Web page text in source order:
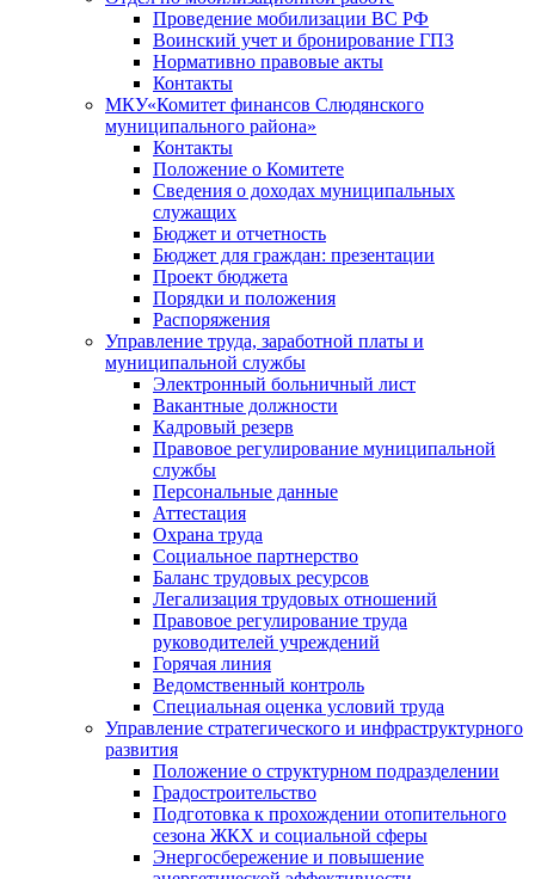
Проведение мобилизации ВС РФ
Воинский учет и бронирование ГПЗ
Нормативно правовые акты
Контакты
МКУ«Комитет финансов Слюдянского
муниципального района»
Контакты
Положение о Комитете
Сведения о доходах муниципальных
служащих
Бюджет и отчетность
Бюджет для граждан: презентации
Проект бюджета
Порядки и положения
Распоряжения
Управление труда, заработной платы и
муниципальной службы
Электронный больничный лист
Вакантные должности
Кадровый резерв
Правовое регулирование муниципальной
службы
Персональные данные
Аттестация
Охрана труда
Социальное партнерство
Баланс трудовых ресурсов
Легализация трудовых отношений
Правовое регулирование труда
руководителей учреждений
Горячая линия
Ведомственный контроль
Специальная оценка условий труда
Управление стратегического и инфраструктурного
развития
Положение о структурном подразделении
Градостроительство
Подготовка к прохождении отопительного
сезона ЖКХ и социальной сферы
Энергосбережение и повышение